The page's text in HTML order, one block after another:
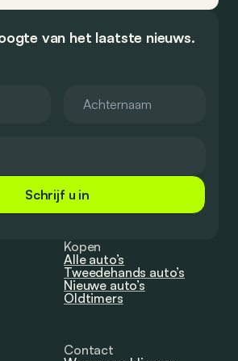
van het laatste nieuws.
Schrijf u in
Kopen
Alle auto’s
Tweedehands auto’s
Nieuwe auto’s
Oldtimers
Contact